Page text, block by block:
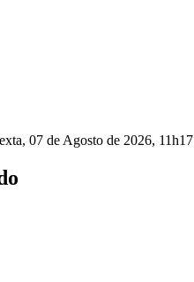
07 de Agosto de 2026, 11h17